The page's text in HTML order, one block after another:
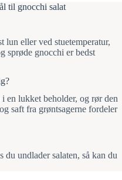
til gnocchi salat
lun eller ved stuetemperatur,
sprøde gnocchi er bedst
en lukket beholder, og rør den
saft fra grøntsagerne fordeler
undlader salaten, så kan du